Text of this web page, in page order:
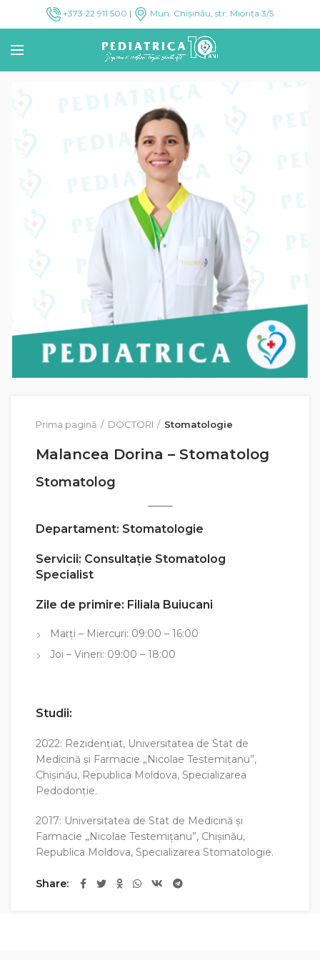
+373 22 911 500 | Mun. Chișinău, str. Miorița 3/5
Prima pagină DOCTORI Stomatologie
Malancea Dorina – Stomatolog
Stomatolog
Departament: Stomatologie
Servicii: Consultație Stomatolog
Specialist
Zile de primire: Filiala Buiucani
Marți – Miercuri: 09:00 – 16:00
Joi – Vineri: 09:00 – 18:00
Studii:
2022: Rezidențiat, Universitatea de Stat de
Medicină şi Farmacie „Nicolae Testemiţanu”,
Chişinău, Republica Moldova, Specializarea
Pedodonție.
2017: Universitatea de Stat de Medicină şi
Farmacie „Nicolae Testemiţanu”, Chişinău,
Republica Moldova, Specializarea Stomatologie.
Share